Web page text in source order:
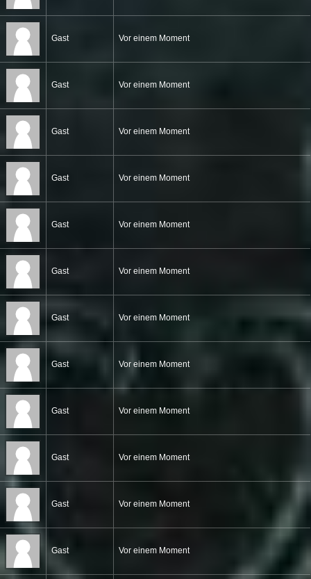
Gast Vor einem Moment
Gast Vor einem Moment
Gast Vor einem Moment
Gast Vor einem Moment
Gast Vor einem Moment
Gast Vor einem Moment
Gast Vor einem Moment
Gast Vor einem Moment
Gast Vor einem Moment
Gast Vor einem Moment
Gast Vor einem Moment
Gast Vor einem Moment